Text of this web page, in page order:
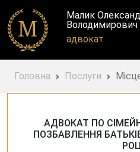
Малик
Володимирович
адвокат
Головна Послуги
АДВОКАТ ПО
ПОЗБАВЛЕННЯ